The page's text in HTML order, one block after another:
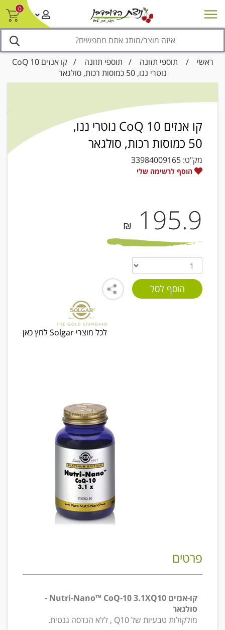
0
מבצעים סניפים צור קשר/ביטול הזמנה
ראשי / תוספי תזונה / תוספי תזונה
/ קו אנזים CoQ 10
נוטרי ננו, 50 כמוסות רכות, סולגאר
קו אנזים CoQ 10 נוטרי ננו,
50 כמוסות רכות, סולגאר
מק"ט: 33984009165
הוסף לרשימה שלי
195.9
₪
לכל מוצרי Solgar לחץ כאן
פרטים
קו-אנזים Nutri-Nano™ CoQ-10 3.1XQ10 -
סולגאר
מולקולות טבעיות של Q10 , ללא הנדסה גנטית.